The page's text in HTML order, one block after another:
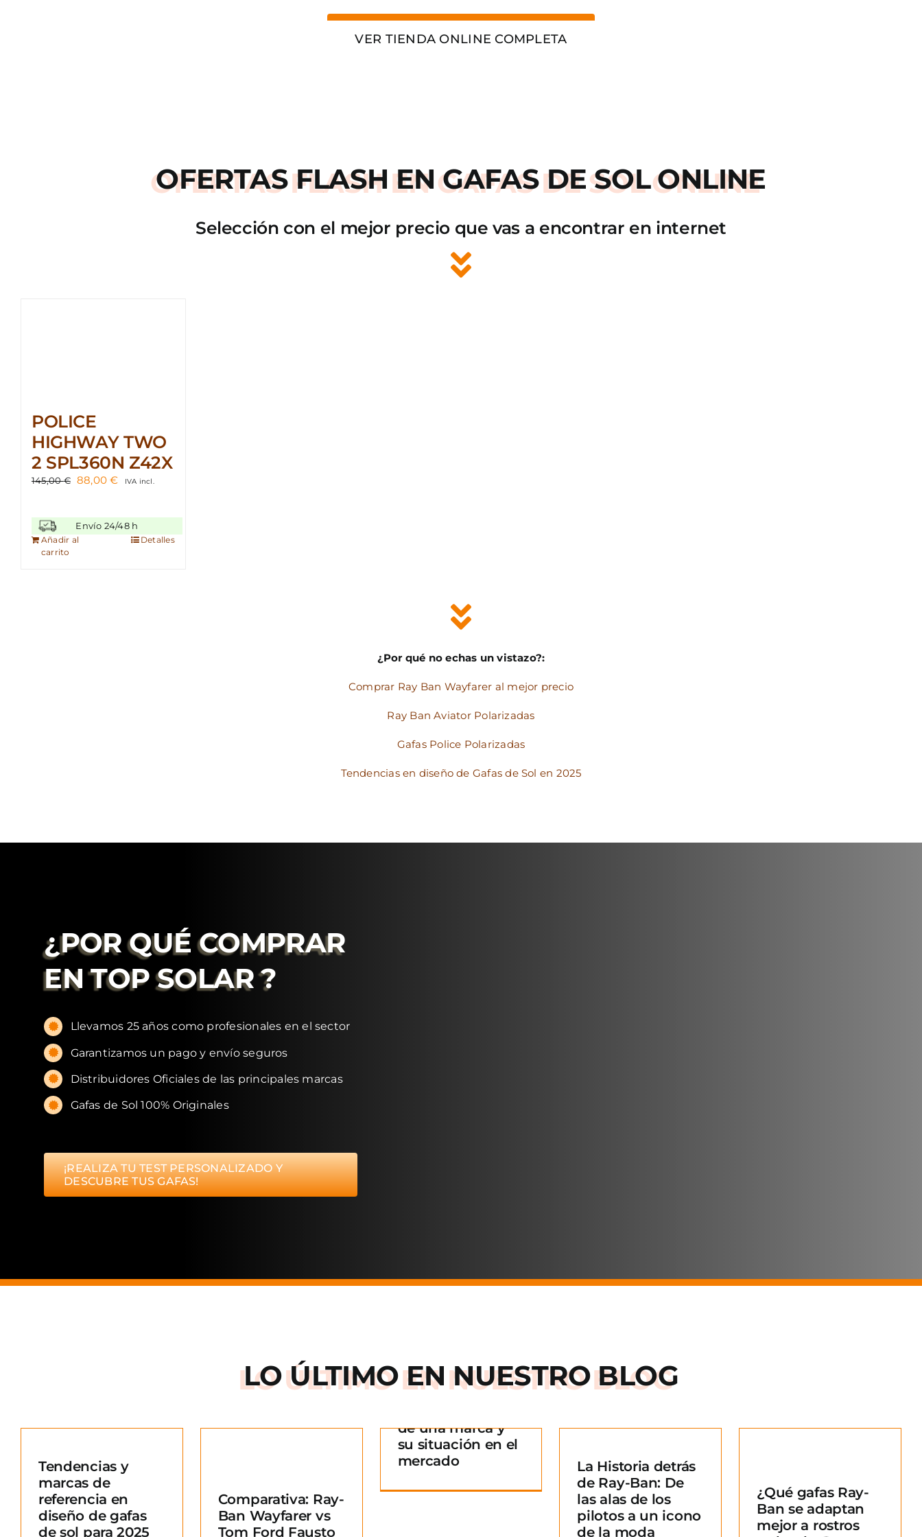
VER TIENDA ONLINE COMPLETA
OFERTAS FLASH EN GAFAS DE SOL ONLINE
Selección con el mejor precio que vas a encontrar en internet
POLICE
HIGHWAY TWO
2 SPL360N Z42X
145,00€ El
era:
145,00 €.
88,00€El
es:
88,00 €.
IVA incl.
Envío 24/48 h
Añadir al
carrito
Detalles
¿Por qué no echas un vistazo?:
Comprar Ray Ban Wayfarer al mejor precio
Ray Ban Aviator Polarizadas
Gafas Police Polarizadas
Tendencias en diseño de Gafas de Sol en 2025
¿POR QUÉ COMPRAR
EN TOP SOLAR ?
Llevamos 25 años como profesionales en el sector
Garantizamos un pago y envío seguros
Distribuidores Oficiales de las principales marcas
Gafas de Sol 100% Originales
¡REALIZA TU TEST PERSONALIZADO Y
DESCUBRE TUS GAFAS!
LO ÚLTIMO ENNUESTRO BLOG
Tendencias y
marcas de
referencia en
diseño de gafas
de sol para 2025
Comparativa: Ray-
Ban Wayfarer vs
Tom Ford Fausto
Comparativa: Ray-
Ban Wayfarer vs
Tom Ford Fausto
mercado
de una marca y
su situación en el
mercado
La Historia detrás
de Ray-Ban: De las
La Historia detrás
de Ray-Ban: De
las alas de los
pilotos a un icono
de la moda
¿Qué gafas Ray-
Ban se adaptan
mejor a rostros
redondos?
¿Qué gafas Ray-
Ban se adaptan
mejor a rostros